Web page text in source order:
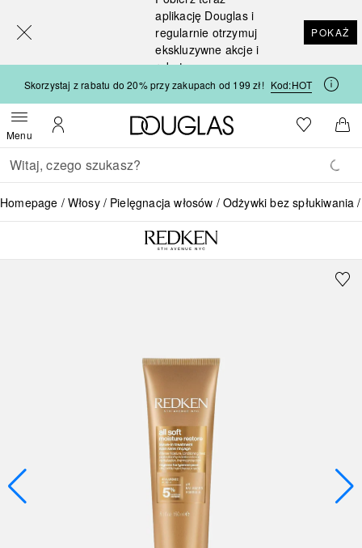
aplikację Douglas i
regularnie otrzymuj
ekskluzywne akcje i
rabaty
POKAŻ
Skorzystaj z rabatu do 20% przy zakupach od 199 zł! Kod:HOT
MenuOtwórz menuMoje konto
Strona główna Douglas
Do listyDo
Wracać
Wykonaj wyszukiwanie
Homepage Włosy Pielęgnacja włosów Odżywki bez spłukiwania
[navigation.slideout.screenreader]